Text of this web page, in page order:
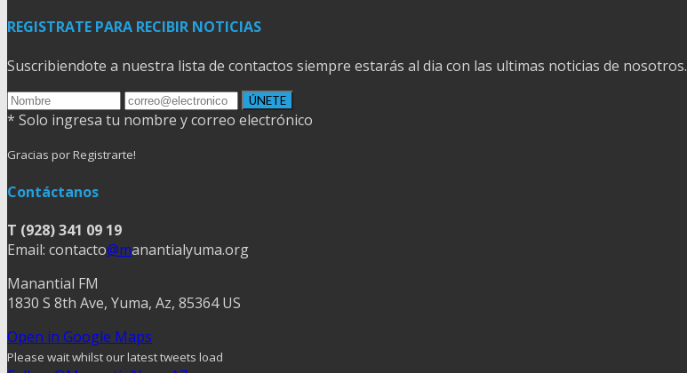
REGISTRATE PARA RECIBIR NOTICIAS
Suscribiendote a nuestra lista de contactos siempre estarás al dia con las ultimas noticias de nosotros.
* Solo ingresa tu nombre y correo electrónico
Gracias por Registrarte!
Contáctanos
T (928) 341 09 19
Email: contacto@manantialyuma.org
Manantial FM
1830 S 8th Ave, Yuma, Az, 85364 US
Open in Google Maps
Please wait whilst our latest tweets load